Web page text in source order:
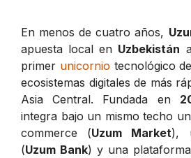
En menos de cuatro años,
apuesta local en Uzbekistán
primer unicornio tecnológico
ecosistemas digitales de más
Asia Central. Fundada en
integra bajo un mismo techo un
commerce (Uzum Market),
(Uzum Bank) y una